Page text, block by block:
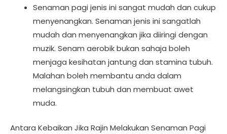
Senaman pagi jenis ini sangat mudah dan cukup
menyenangkan. Senaman jenis ini sangatlah
mudah dan menyenangkan jika diiringi dengan
muzik. Senam aerobik bukan sahaja boleh
menjaga kesihatan jantung dan stamina tubuh.
Malahan boleh membantu anda dalam
melangsingkan tubuh dan membuat awet
muda.
Antara Kebaikan Jika Rajin Melakukan Senaman Pagi